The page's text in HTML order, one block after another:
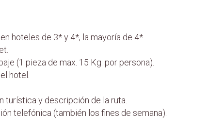
hoteles de 3* y 4*, la mayoría de 4*.
(1 pieza de max. 15 Kg. por persona).
hotel.
turística y descripción de la ruta.
telefónica (también los fines de semana).